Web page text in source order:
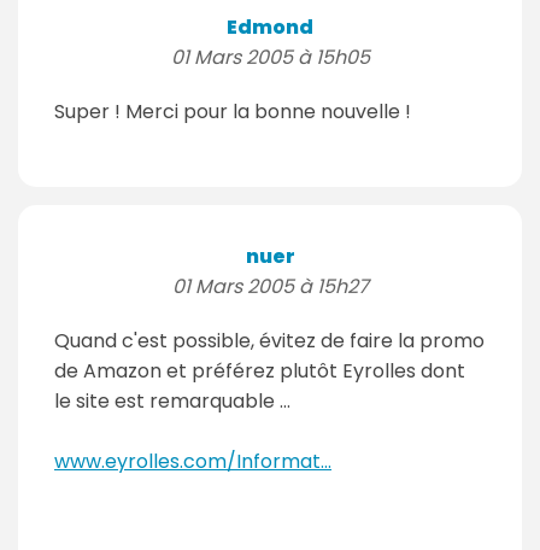
Edmond
01 Mars 2005 à 15h05
Super ! Merci pour la bonne nouvelle !
nuer
01 Mars 2005 à 15h27
Quand c'est possible, évitez de faire la promo
de Amazon et préférez plutôt Eyrolles dont
le site est remarquable ...
www.eyrolles.com/Informat...